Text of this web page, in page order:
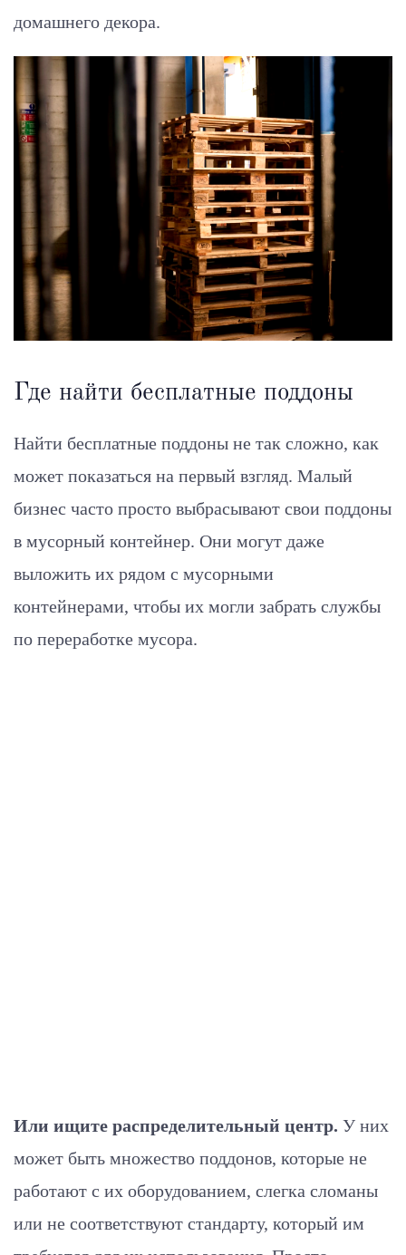
домашнего декора.
Где найти бесплатные поддоны
Найти бесплатные поддоны не так сложно, как
может показаться на первый взгляд. Малый
бизнес часто просто выбрасывают свои поддоны
в мусорный контейнер. Они могут даже
выложить их рядом с мусорными
контейнерами, чтобы их могли забрать службы
по переработке мусора.
Или ищите распределительный центр. У них
может быть множество поддонов, которые не
работают с их оборудованием, слегка сломаны
или не соответствуют стандарту, который им